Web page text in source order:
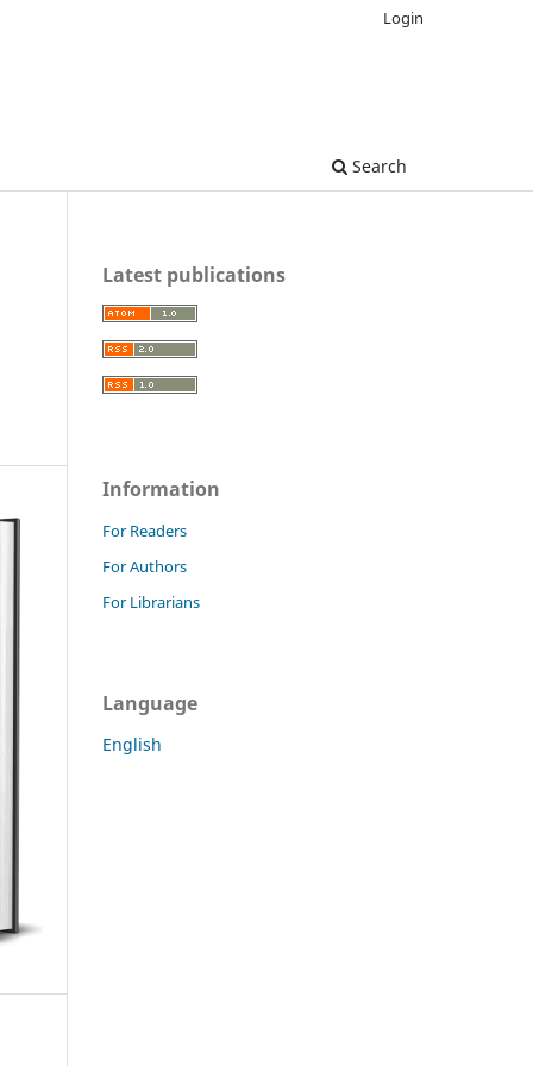
Search
Login
Latest publications
Information
For Readers
For Authors
For Librarians
Language
English